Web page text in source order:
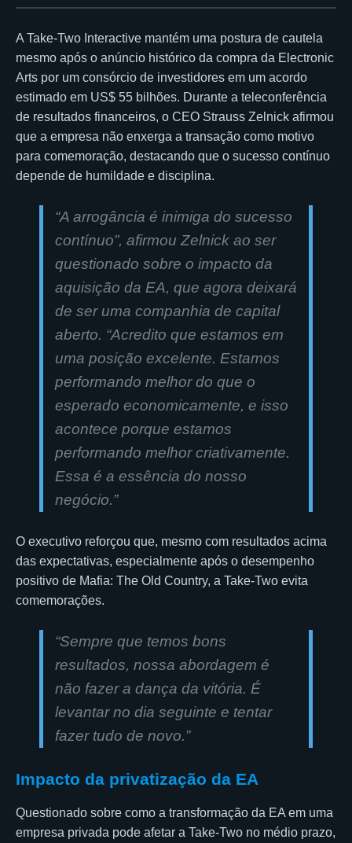
A Take-Two Interactive mantém uma postura de cautela
mesmo após o anúncio histórico da compra da Electronic
Arts por um consórcio de investidores em um acordo
estimado em US$ 55 bilhões. Durante a teleconferência
de resultados financeiros, o CEO Strauss Zelnick afirmou
que a empresa não enxerga a transação como motivo
para comemoração, destacando que o sucesso contínuo
depende de humildade e disciplina.
“A arrogância é inimiga do sucesso
contínuo”, afirmou Zelnick ao ser
questionado sobre o impacto da
aquisição da EA, que agora deixará
de ser uma companhia de capital
aberto. “Acredito que estamos em
uma posição excelente. Estamos
performando melhor do que o
esperado economicamente, e isso
acontece porque estamos
performando melhor criativamente.
Essa é a essência do nosso
negócio.”
O executivo reforçou que, mesmo com resultados acima
das expectativas, especialmente após o desempenho
positivo de Mafia: The Old Country, a Take-Two evita
comemorações.
“Sempre que temos bons
resultados, nossa abordagem é
não fazer a dança da vitória. É
levantar no dia seguinte e tentar
fazer tudo de novo.”
Impacto da privatização da EA
Questionado sobre como a transformação da EA em uma
empresa privada pode afetar a Take-Two no médio prazo,